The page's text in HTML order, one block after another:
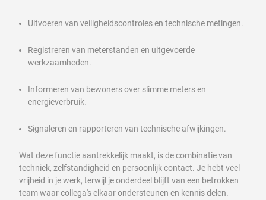
Uitvoeren van veiligheidscontroles en technische metingen.
Registreren van meterstanden en uitgevoerde
werkzaamheden.
Informeren van bewoners over slimme meters en
energieverbruik.
Signaleren en rapporteren van technische afwijkingen.
Wat deze functie aantrekkelijk maakt, is de combinatie van
techniek, zelfstandigheid en persoonlijk contact. Je hebt veel
vrijheid in je werk, terwijl je onderdeel blijft van een betrokken
team waar collega's elkaar ondersteunen en kennis delen.